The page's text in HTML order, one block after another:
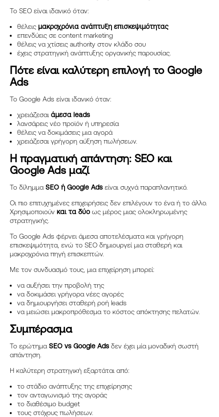
Το SEO είναι ιδανικό όταν:
θέλεις μακροχρόνια ανάπτυξη επισκεψιμότητας
επενδύεις σε content marketing
θέλεις να χτίσεις authority στον κλάδο σου
έχεις στρατηγική ανάπτυξης οργανικής παρουσίας.
Πότε είναι καλύτερη επιλογή το Google
Ads
Το Google Ads είναι ιδανικό όταν:
χρειάζεσαι άμεσα leads
λανσάρεις νέο προϊόν ή υπηρεσία
θέλεις να δοκιμάσεις μια αγορά
χρειάζεσαι γρήγορη αύξηση πωλήσεων.
Η πραγματική απάντηση: SEO και
Google Ads μαζί
Το δίλημμα SEO ή Google Ads είναι συχνά παραπλανητικό.
Οι πιο επιτυχημένες επιχειρήσεις δεν επιλέγουν το ένα ή το άλλο.
Χρησιμοποιούν και τα δύοως μέρος μιας ολοκληρωμένης
στρατηγικής.
Το Google Ads φέρνει άμεσα αποτελέσματα και γρήγορη
επισκεψιμότητα, ενώ το SEO δημιουργεί μια σταθερή και
μακροχρόνια πηγή επισκεπτών.
Με τον συνδυασμό τους, μια επιχείρηση μπορεί:
να αυξήσει την προβολή της
να δοκιμάσει γρήγορα νέες αγορές
να δημιουργήσει σταθερή ροή leads
να μειώσει μακροπρόθεσμα το κόστος απόκτησης πελατών.
Συμπέρασμα
Το ερώτημα SEO vs Google Ads δεν έχει μία μοναδική σωστή
απάντηση.
Η καλύτερη στρατηγική εξαρτάται από:
το στάδιο ανάπτυξης της επιχείρησης
τον ανταγωνισμό της αγοράς
το διαθέσιμο budget
τους στόχους πωλήσεων.